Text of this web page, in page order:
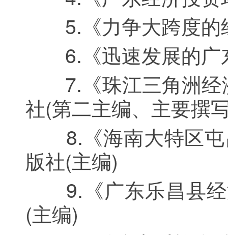
5.《力争大跨度的
6.《迅速发展的广
7.《珠江三角洲经
社(第二主编、主要撰
8.《海南大特区屯
版社(主编)
9.《广东乐昌县经
(主编)